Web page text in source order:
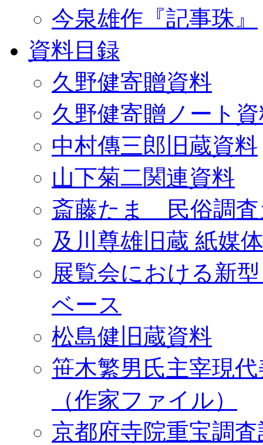
今泉雄作『記事珠』
資料目録
久野健寄贈資料
久野健寄贈ノート
中村傳三郎旧蔵資料
山下菊二関連資料
斎藤たま 民俗調査
及川尊雄旧蔵 紙媒
展覧会における新
ベース
松島健旧蔵資料
笹木繁男氏主宰現
（作家ファイル）
京都府寺院重宝調